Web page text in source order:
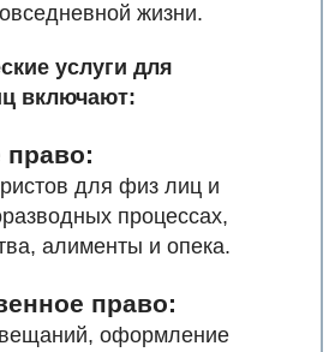
жизни.
услуги для
включают:
для физ лиц и
процессах,
алименты и опека.
право:
оформление